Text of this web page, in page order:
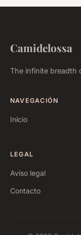
Camidelossa
The infinite breadth
NAVEGACIÓN
Inicio
LEGAL
Aviso legal
Contacto